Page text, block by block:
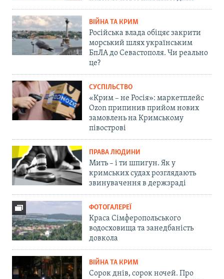
ВІЙНА ТА КРИМ
Російська влада обіцяє закрити
морський шлях українським
БпЛА до Севастополя. Чи реально
це?
СУСПІЛЬСТВО
«Крим – не Росія»: маркетплейс
Ozon припинив прийом нових
замовлень на Кримському
півострові
ПРАВА ЛЮДИНИ
Мить – і ти шпигун. Як у
кримських судах розглядають
звинувачення в держзраді
ФОТОГАЛЕРЕЇ
Краса Сімферопольського
водосховища та занедбаність
довкола
ВІЙНА ТА КРИМ
Сорок днів, сорок ночей. Про